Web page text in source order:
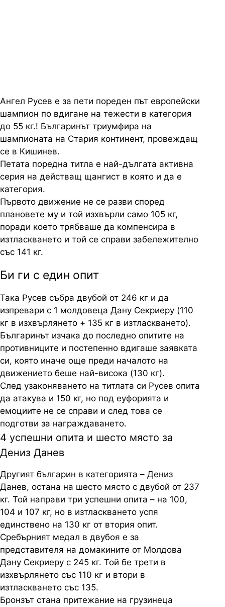
Ангел Русев е за пети пореден път европейски
шампион по вдигане на тежести в категория
до 55 кг.! Българинът триумфира на
шампионата на Стария континент, провеждащ
се в Кишинев.
Петата поредна титла е най-дългата активна
серия на действащ щангист в която и да е
категория.
Първото движение не се разви според
плановете му и той изхвърли само 105 кг,
поради което трябваше да компенсира в
изтласкването и той се справи забележително
със 141 кг.
Би ги с един опит
Така Русев събра двубой от 246 кг и да
изпревари с 1 молдовеца Дану Секриеру (110
кг в изхвърлянето + 135 кг в изтласкването).
Българинът изчака до последно опитите на
противниците и постепенно вдигаше заявката
си, която иначе още преди началото на
движението беше най-висока (130 кг).
След узаконяването на титлата си Русев опита
да атакува и 150 кг, но под еуфорията и
емоциите не се справи и след това се
подготви за награждаването.
4 успешни опита и шесто място за
Дениз Данев
Другият българин в категорията – Дениз
Данев, остана на шесто място с двубой от 237
кг. Той направи три успешни опита – на 100,
104 и 107 кг, но в изтласкването успя
единствено на 130 кг от втория опит.
Сребърният медал в двубоя е за
представителя на домакините от Молдова
Дану Секриеру с 245 кг. Той бе трети в
изхвърлянето със 110 кг и втори в
изтласкването със 135.
Бронзът стана притежание на грузинеца